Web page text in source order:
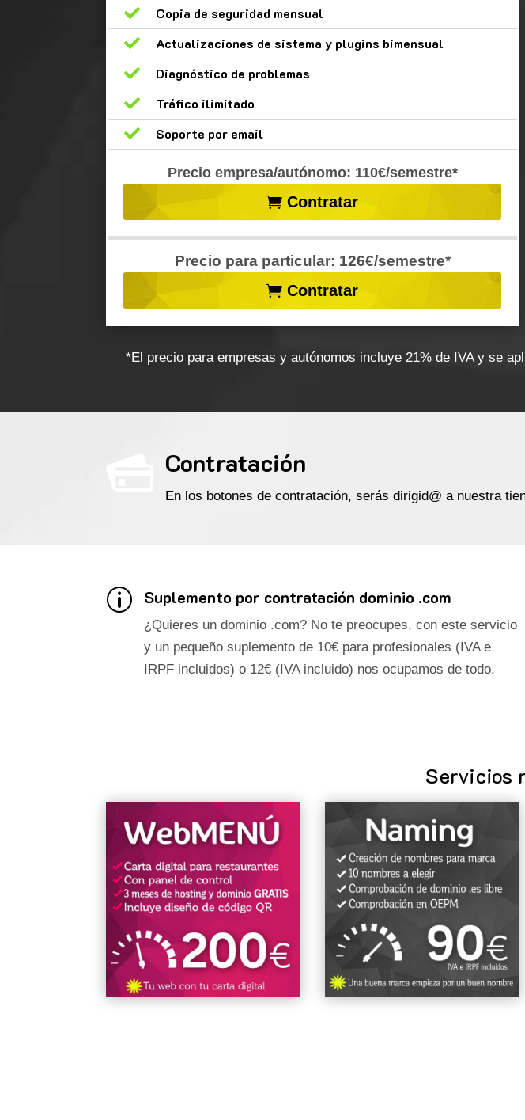

Copia de seguridad mensual

Actualizaciones de sistema y plugins bimensual

Diagnóstico de problemas

Tráfico ilimitado

Soporte por email
Precio empresa/autónomo: 110€/semestre*
Contratar
Precio para particular: 126€/semestre*
Contratar
*El precio para empresas y autónomos incluye 21% de IVA y se
Contratación
En los botones de contratación, serás dirigid@ a nuestra
p Suplemento por contratación dominio .com
¿Quieres un dominio .com? No te preocupes, con este servicio
y un pequeño suplemento de 10€ para profesionales (IVA e
IRPF incluidos) o 12€ (IVA incluido) nos ocupamos de todo.
Servicios